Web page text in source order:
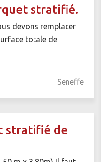
stratifié.
devons remplacer
totale de
Seneffe
stratifié de